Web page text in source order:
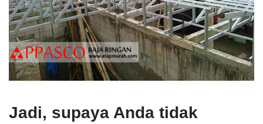
Jadi, supaya Anda tidak